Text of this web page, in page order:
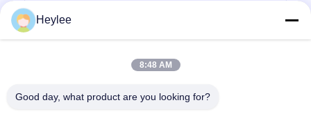
Heylee
8:48 AM
Good day, what product are you looking for?